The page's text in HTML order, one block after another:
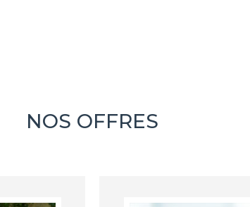
NOS OFFRES